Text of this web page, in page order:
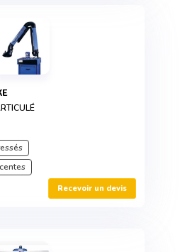
Recevoir un devis